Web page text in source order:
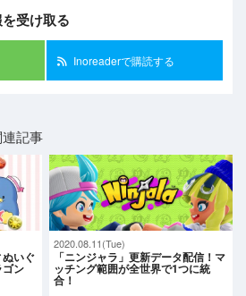
受け取る
Inoreaderで購読する
記事
ぬいぐ
ゴン
2020.08.11(Tue)
「ニンジャラ」更新データ配信！マ
ッチング範囲が全世界で1つに統
合！